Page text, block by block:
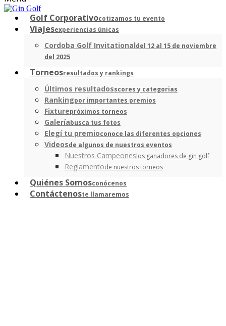
Golf Corporativocotizamos tu evento
Viajesexperiencias únicas
Cordoba Golf Invitationaldel 12 al 15 de noviembre
del 2025
Torneosresultados y rankings
Últimos resultadosscores y categorias
Rankingpor importantes premios
Fixturepróximos torneos
Galeríabusca tus fotos
Elegí tu premioconoce las diferentes opciones
Videosde algunos de nuestros eventos
Nuestros Campeoneslos ganadores de gin golf
Reglamentode nuestros torneos
Quiénes Somosconócenos
Contáctenoste llamaremos